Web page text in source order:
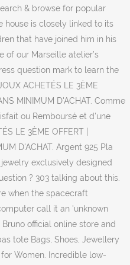
& browse for popular
house is closely linked to its
that have joined him in his
of our Marseille atelier’s
question mark to learn the
ACHETÉS LE 3ÈME
MINIMUM D'ACHAT. Comme
ou Remboursé et d'une
LE 3ÈME OFFERT |
D'ACHAT. Argent 925 Pla
exclusively designed
? 303 talking about this.
when the spacecraft
call it an 'unknown
official online store and
tote Bags, Shoes, Jewellery
Women. Incredible low-